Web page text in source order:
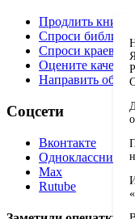
Продлить книгу
Спроси
Спроси краеведа
Оцените
Направить
Соцсети
Вконтакте
Одноклассники
Max
Rutube